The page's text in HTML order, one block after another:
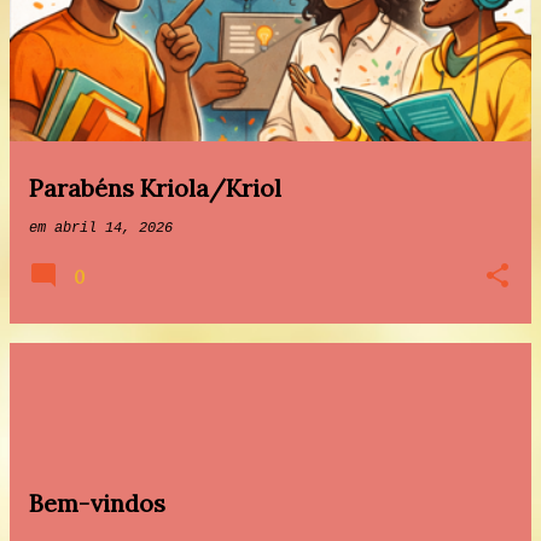
n
a
g
Parabéns Kriola/Kriol
em abril 14, 2026
0
Bem-vindos